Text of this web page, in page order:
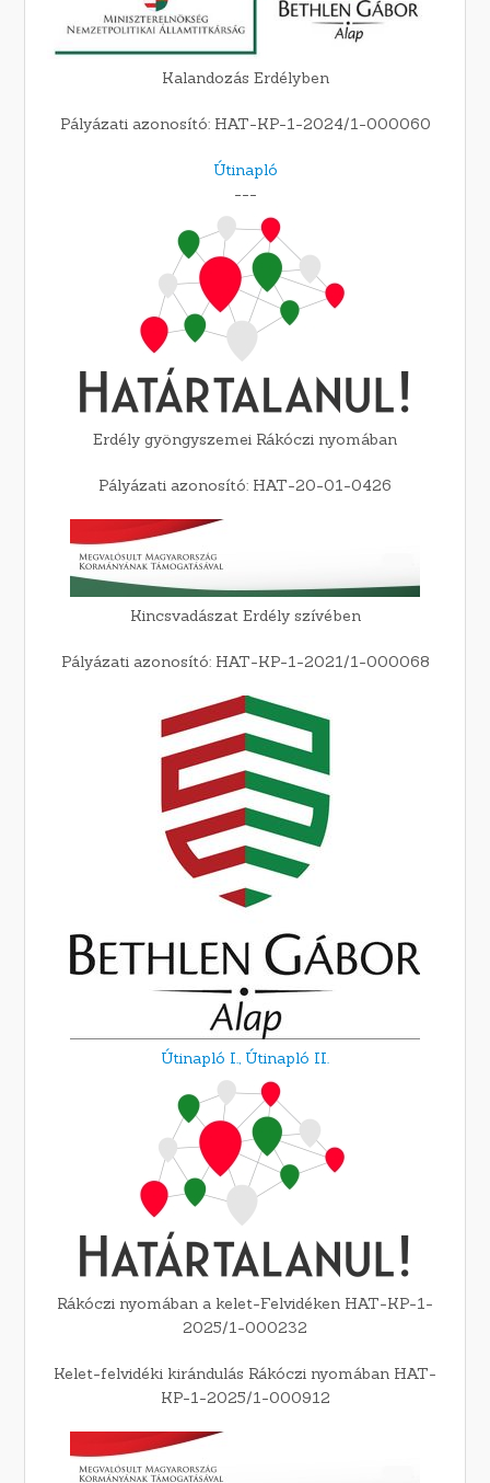
Kalandozás Erdélyben
Pályázati azonosító: HAT-KP-1-2024/1-000060
Útinapló
---
Erdély gyöngyszemei Rákóczi nyomában
Pályázati azonosító: HAT-20-01-0426
Kincsvadászat Erdély szívében
Pályázati azonosító: HAT-KP-1-2021/1-000068
Útinapló I., Útinapló II.
Rákóczi nyomában a kelet-Felvidéken HAT-KP-1-
2025/1-000232
Kelet-felvidéki kirándulás Rákóczi nyomában HAT-
KP-1-2025/1-000912